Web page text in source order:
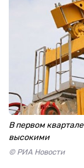
В первом
высокими
© РИА Новости